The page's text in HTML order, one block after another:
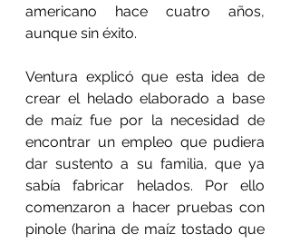
americano hace cuatro años,
aunque sin éxito.
Ventura explicó que esta idea de
crear el helado elaborado a base
de maíz fue por la necesidad de
encontrar un empleo que pudiera
dar sustento a su familia, que ya
sabía fabricar helados. Por ello
comenzaron a hacer pruebas con
pinole (harina de maíz tostado que